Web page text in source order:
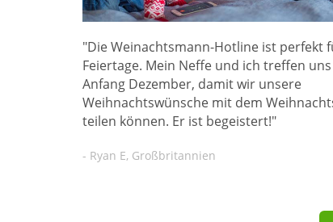
"Die Weinachtsmann-Hotline ist perfekt
Feiertage. Mein Neffe und ich treffen uns
Anfang Dezember, damit wir unsere
Weihnachtswünsche mit dem
teilen können. Er ist begeistert!"
- Ryan E, Großbritannien